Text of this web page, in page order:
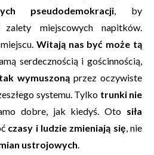
pseudodemokracji, by
miejscowych napitków.
Witają nas być może tą
serdecznością i gościnnością,
wymuszoną przez oczywiste
systemu. Tylko trunki nie
dobre, jak kiedyś. Oto siła
czasy i ludzie zmieniają się, nie
ustrojowych.